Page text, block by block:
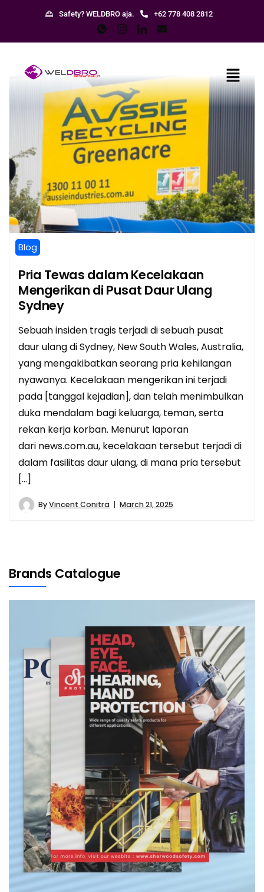
Safety? WELDBRO aja. +62 778 408 2812
Blog
Pria Tewas dalam Kecelakaan
Mengerikan di Pusat Daur Ulang
Sydney
Sebuah insiden tragis terjadi di sebuah pusat
daur ulang di Sydney, New South Wales, Australia,
yang mengakibatkan seorang pria kehilangan
nyawanya. Kecelakaan mengerikan ini terjadi
pada [tanggal kejadian], dan telah menimbulkan
duka mendalam bagi keluarga, teman, serta
rekan kerja korban. Menurut laporan
dari news.com.au, kecelakaan tersebut terjadi di
dalam fasilitas daur ulang, di mana pria tersebut
[…]
ByVincent Conitra March 21, 2025
Brands Catalogue